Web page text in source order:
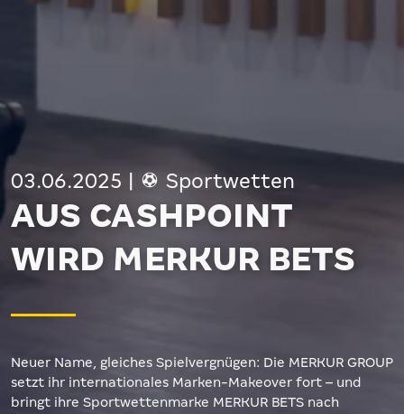
03.06.2025 Sportwetten
AUS CASHPOINT
WIRD MERKUR BETS
Neuer Name, gleiches Spielvergnügen: Die MERKUR GROUP
setzt ihr internationales Marken-Makeover fort – und
bringt ihre Sportwettenmarke MERKUR BETS nach